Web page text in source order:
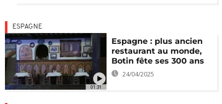
01:31
ESPAGNE
Espagne : plus ancien
restaurant au monde,
Botin fête ses 300 ans
24/04/2025